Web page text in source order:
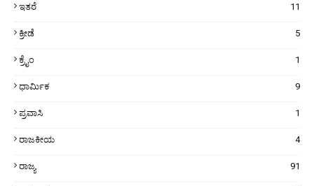
ಇತರೆ 11
ಕ್ರೀಡೆ 5
ಕ್ರೈಂ 1
ಧಾರ್ಮಿಕ 9
ಪ್ರವಾಸಿ 1
ರಾಜಕೀಯ 4
ರಾಜ್ಯ 91